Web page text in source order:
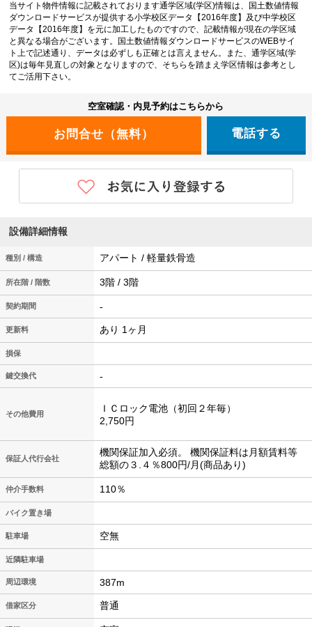
当サイト物件情報に記載されております通学区域(学区)情報は、国土数値情報
ダウンロードサービスが提供する小学校区データ【2016年度】及び中学校区
データ【2016年度】を元に加工したものですので、記載情報が現在の学区域
と異なる場合がございます。国土数値情報ダウンロードサービスのWEBサイ
ト上で記述通り、データは必ずしも正確とは言えません。また、通学区域(学
区)は毎年見直しの対象となりますので、そちらを踏まえ学区情報は参考とし
てご活用下さい。
空室確認・内見予約はこちらから
電話する
設備詳細情報
種別 / 構造 アパート / 軽量鉄骨造
所在階 / 階数 3階 / 3階
契約期間 -
更新料 あり 1ヶ月
損保
鍵交換代 -
その他費用
ＩＣロック電池（初回２年毎）
2,750円
保証人代行会社
機関保証加入必須。 機関保証料は月額賃料等
総額の３.４％800円/月(商品あり)
仲介手数料 110％
バイク置き場
駐車場 空無
近隣駐車場
周辺環境 387m
借家区分 普通